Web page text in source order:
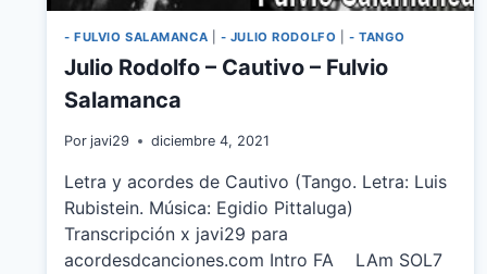
- FULVIO SALAMANCA - JULIO RODOLFO - TANGO
Julio Rodolfo – Cautivo – Fulvio
Salamanca
Por javi29 diciembre 4, 2021
Letra y acordes de Cautivo (Tango. Letra: Luis
Rubistein. Música: Egidio Pittaluga)
Transcripción x javi29 para
acordesdcanciones.com Intro FA LAm SOL7